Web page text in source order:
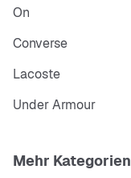
On
Converse
Lacoste
Under Armour
Mehr Kategorien